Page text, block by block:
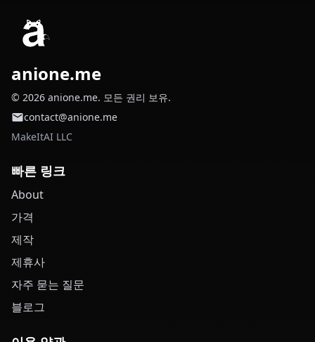
anione.me
© 2026 anione.me. 모든 권리 보유.
contact@anione.me
MakeItAI LLC
빠른 링크
About
가격
제작
제휴사
자주 묻는 질문
블로그